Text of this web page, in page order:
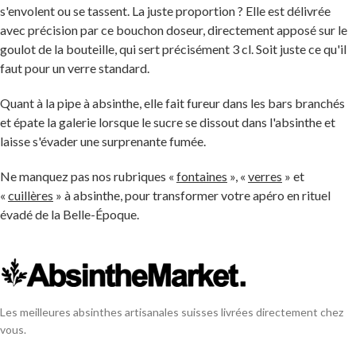
s'envolent ou se tassent. La juste proportion ? Elle est délivrée
avec précision par ce bouchon doseur, directement apposé sur le
goulot de la bouteille, qui sert précisément 3 cl. Soit juste ce qu'il
faut pour un verre standard.
Quant à la pipe à absinthe, elle fait fureur dans les bars branchés
et épate la galerie lorsque le sucre se dissout dans l'absinthe et
laisse s'évader une surprenante fumée.
Ne manquez pas nos rubriques « fontaines », « verres » et
« cuillères » à absinthe, pour transformer votre apéro en rituel
évadé de la Belle-Époque.
Les meilleures absinthes artisanales suisses livrées directement chez
vous.